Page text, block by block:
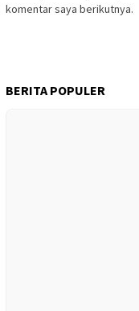
komentar saya berikutnya.
BERITA POPULER